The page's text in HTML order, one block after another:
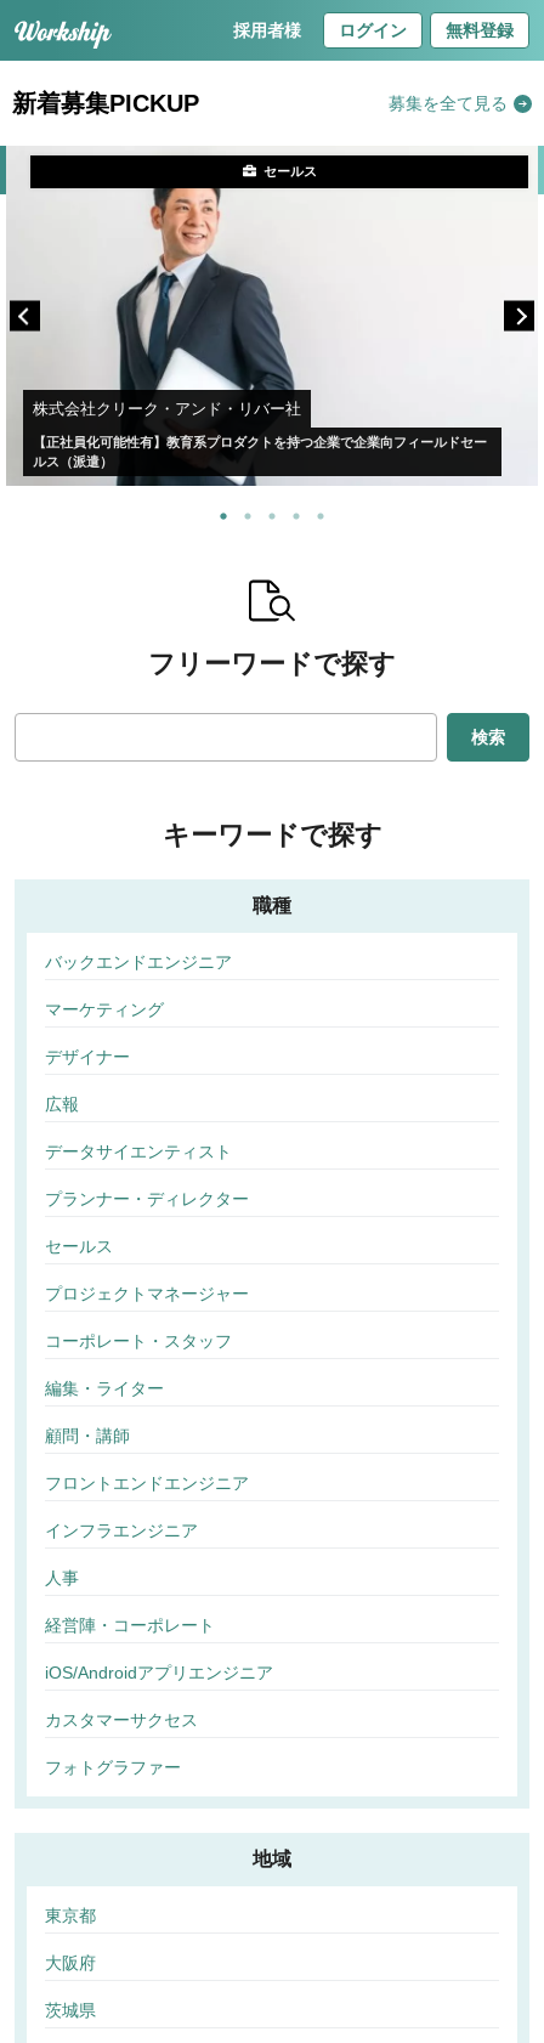
採用者様 ログイン 無料登録
新着募集PICKUP 募集を全て見る
株式会社クリーク・アンド・リバー社
【正社員化可能性有】教育系プロダクトを持つ企業で企業向フィールドセー
ルス（派遣）
セールス
フリーワードで探す
検索
キーワードで探す
職種
バックエンドエンジニア
マーケティング
デザイナー
広報
データサイエンティスト
プランナー・ディレクター
セールス
プロジェクトマネージャー
コーポレート・スタッフ
編集・ライター
顧問・講師
フロントエンドエンジニア
インフラエンジニア
人事
経営陣・コーポレート
iOS/Androidアプリエンジニア
カスタマーサクセス
フォトグラファー
地域
東京都
大阪府
茨城県